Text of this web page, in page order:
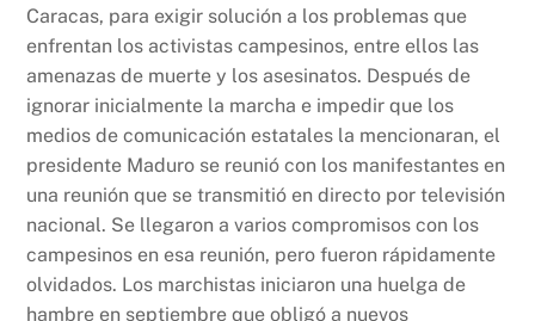
Caracas, para exigir solución a los problemas que
enfrentan los activistas campesinos, entre ellos las
amenazas de muerte y los asesinatos. Después de
ignorar inicialmente la marcha e impedir que los
medios de comunicación estatales la mencionaran, el
presidente Maduro se reunió con los manifestantes en
una reunión que se transmitió en directo por televisión
nacional. Se llegaron a varios compromisos con los
campesinos en esa reunión, pero fueron rápidamente
olvidados. Los marchistas iniciaron una huelga de
hambre en septiembre que obligó a nuevos